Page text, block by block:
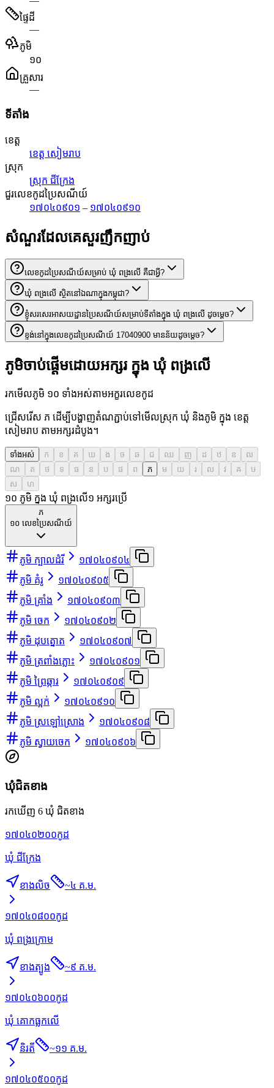
ផ្ទៃដី
—
ភូមិ
១០
គ្រួសារ
—
ទីតាំង
ខេត្ត
ខេត្ត សៀមរាប
ស្រុក
ស្រុក ជីក្រែង
ជួរលេខកូដប្រៃសណីយ៍
១៧០៤០៩០១ – ១៧០៤០៩១០
សំណួរដែលគេសួរញឹកញាប់
លេខកូដប្រៃសណីយ៍សម្រាប់ ឃុំ ពង្រលើ គឺជាអ្វី?
ឃុំ ពង្រលើ ស្ថិតនៅឯណាក្នុងកម្ពុជា?
ខ្ញុំសរសេរអាសយដ្ឋានប្រៃសណីយ៍សម្រាប់ទីតាំងក្នុង ឃុំ ពង្រលើ ដូចម្តេច?
ខ្ទង់នៅក្នុងលេខកូដប្រៃសណីយ៍ 17040900 មានន័យដូចម្តេច?
ភូមិចាប់ផ្តើមដោយអក្សរ ក្នុង ឃុំ ពង្រលើ
រកមើលភូមិ ១០ ទាំងអស់តាមអក្ខរលេខកូដ
ជ្រើសរើស ភ ដើម្បីបង្ហាញតំណភ្ជាប់ទៅមើលស្រុក ឃុំ និងភូមិ ក្នុង ខេត្ត
សៀមរាប តាមអក្សរដំបូង។
ទាំងអស់ ក ខ គ ឃ ង ច ឆ ជ ឈ ញ ដ ឋ ឌ
ឍ
ណ
ត ថ ទ ធ ន ប ផ ព ភ ម យ រ ល វ ឝ
ឞ
ស
ហ
១០ ភូមិ ក្នុង ឃុំ ពង្រលើ១ អក្សរប្រើ
ភ
១០ លេខប្រៃសណីយ៍
ភូមិ ក្បាលដំរី
១៧០៤០៩០៤
ភូមិ គំរូ
១៧០៤០៩០៥
ភូមិ គ្រាំង
១៧០៤០៩០៣
ភូមិ ចេក
១៧០៤០៩០២
ភូមិ ដុបត្នោត
១៧០៤០៩០៧
ភូមិ ត្រពាំងភ្លោះ
១៧០៤០៩០១
ភូមិ ព្រៃឆ្ការ
១៧០៤០៩០៩
ភូមិ ល្អក់
១៧០៤០៩១០
ភូមិ ស្រឡៅស្រោង
១៧០៤០៩០៨
ភូមិ ស្វាយចេក
១៧០៤០៩០៦
ឃុំជិតខាង
រកឃើញ 6 ឃុំ ជិតខាង
១៧០៤០២០០កូដ
ឃុំ ជីក្រែង
ខាងលិច ~៤ គ.ម.
១៧០៤០៨០០កូដ
ឃុំ ពង្រក្រោម
ខាងត្បូង ~៩ គ.ម.
១៧០៤០៦០០កូដ
ឃុំ គោកធ្លកលើ
និរតី ~១១ គ.ម.
១៧០៤០៥០០កូដ